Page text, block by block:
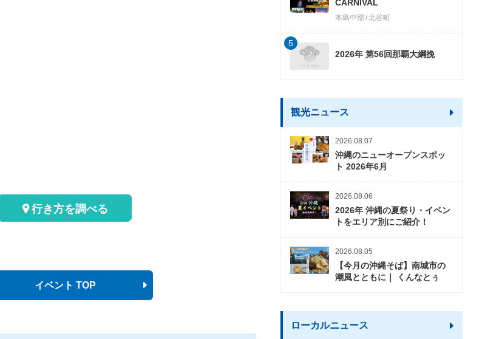
行き方を調べる
イベント TOP
CARNIVAL
本島中部 北谷町
2026年 第56回那覇大綱挽
5
観光ニュース
2026.08.07
沖縄のニューオープンスポッ
ト 2026年6月
2026.08.06
2026年 沖縄の夏祭り・イベン
トをエリア別にご紹介！
2026.08.05
【今月の沖縄そば】南城市の
潮風とともに｜ くんなとぅ
ローカルニュース